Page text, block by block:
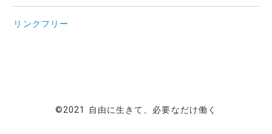
リンクフリー
©2021 自由に生きて、必要なだけ働く